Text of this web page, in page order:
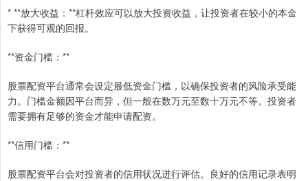
* **放大收益：**杠杆效应可以放大投资收益，让投资者在较小的本金
下获得可观的回报。
**资金门槛：**
股票配资平台通常会设定最低资金门槛，以确保投资者的风险承受能
力。门槛金额因平台而异，但一般在数万元至数十万元不等。投资者
需要拥有足够的资金才能申请配资。
**信用门槛：**
股票配资平台会对投资者的信用状况进行评估。良好的信用记录表明